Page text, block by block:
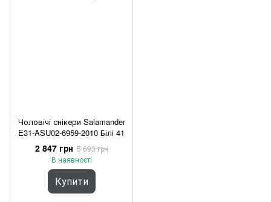
Чоловічі снікери Salamander
E31-ASU02-6959-2010 Білі 41
2 847 грн 5 693 грн
В наявності
Купити